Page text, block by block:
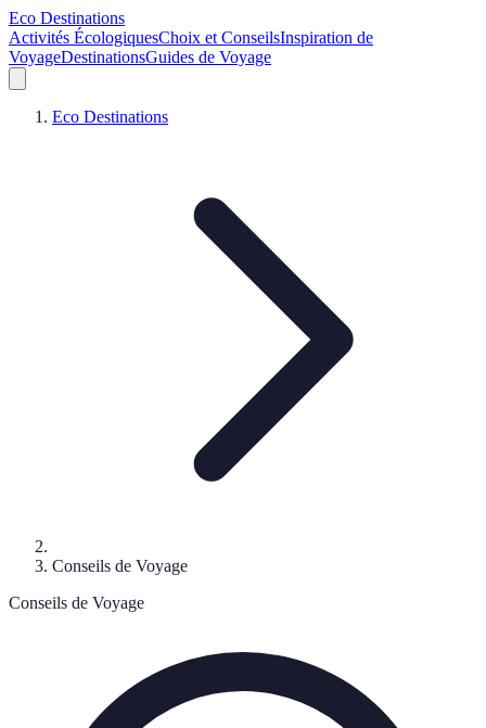
Eco Destinations
Activités ÉcologiquesChoix et ConseilsInspiration de
VoyageDestinationsGuides de Voyage
Eco Destinations
Conseils de Voyage
Conseils de Voyage